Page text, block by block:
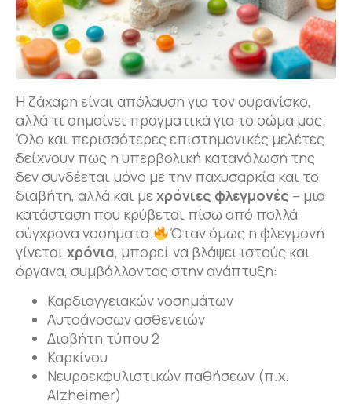
Η ζάχαρη είναι απόλαυση για τον ουρανίσκο,
αλλά τι σημαίνει πραγματικά για το σώμα μας;
Όλο και περισσότερες επιστημονικές μελέτες
δείχνουν πως η υπερβολική κατανάλωσή της
δεν συνδέεται μόνο με την παχυσαρκία και το
διαβήτη, αλλά και μεχρόνιες φλεγμονές – μια
κατάσταση που κρύβεται πίσω από πολλά
σύγχρονα νοσήματα.
Όταν όμως η φλεγμονή
γίνεταιχρόνια, μπορεί να βλάψει ιστούς και
όργανα, συμβάλλοντας στην ανάπτυξη:
Καρδιαγγειακών νοσημάτων
Αυτοάνοσων ασθενειών
Διαβήτη τύπου 2
Καρκίνου
Νευροεκφυλιστικών παθήσεων (π.χ.
Alzheimer)